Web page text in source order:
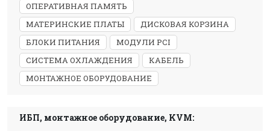
ОПЕРАТИВНАЯ ПАМЯТЬ
МАТЕРИНСКИЕ ПЛАТЫ
ДИСКОВАЯ КОРЗИНА
БЛОКИ ПИТАНИЯ
МОДУЛИ PCI
СИСТЕМА ОХЛАЖДЕНИЯ
КАБЕЛЬ
МОНТАЖНОЕ ОБОРУДОВАНИЕ
ИБП, монтажное оборудование, KVM: